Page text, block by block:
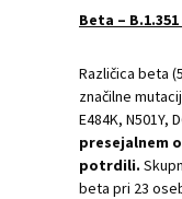
Beta –
Različica beta
značilne
E484K, N501Y,
presejalnem
potrdili.
beta pri 23